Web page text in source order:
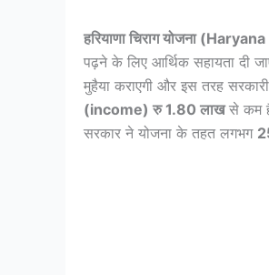
हरियाणा चिराग योजना
पढ़ने के लिए आर्थिक सहायता दी
मुहैया कराएगी और इस तरह
(income) रु 1.80 लाखसे कम
सरकार ने योजना के तहत लगभग